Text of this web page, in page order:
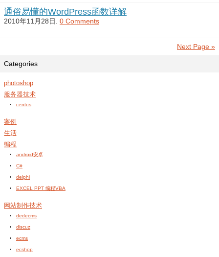
通俗易懂的WordPress函数详解
2010年11月28日. 0 Comments
Next Page »
Categories
photoshop
服务器技术
centos
案例
生活
编程
android安卓
C#
delphi
EXCEL PPT 编程VBA
网站制作技术
dedecms
discuz
ecms
ecshop